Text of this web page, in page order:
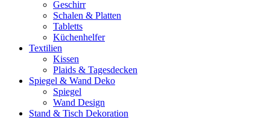
Geschirr
Schalen & Platten
Tabletts
Küchenhelfer
Textilien
Kissen
Plaids & Tagesdecken
Spiegel & Wand Deko
Spiegel
Wand Design
Stand & Tisch Dekoration